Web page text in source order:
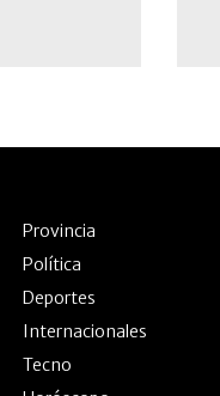
Provincia
Política
Deportes
Internacionales
Tecno